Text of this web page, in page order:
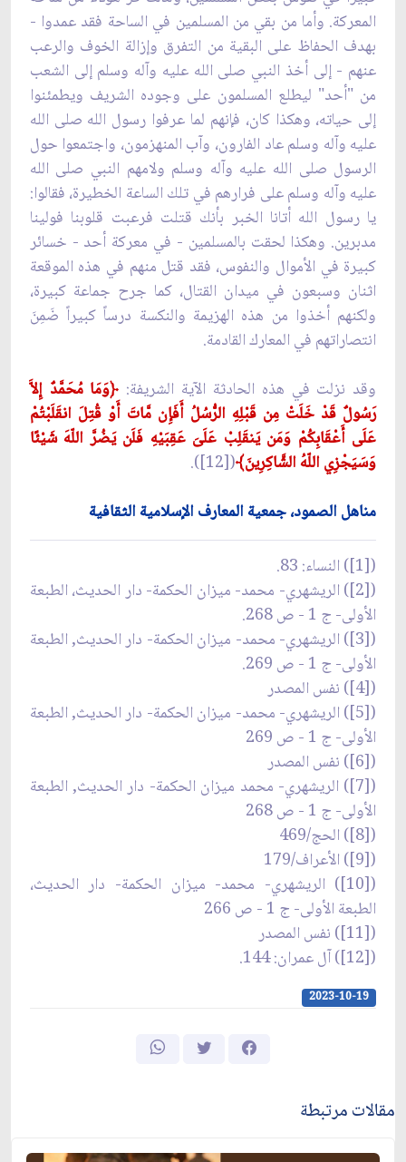
المعركة. وأما من بقي من المسلمين في الساحة فقد عمدوا -
بهدف الحفاظ على البقية من التفرق وإزالة الخوف والرعب
عنهم - إلى أخذ النبي صلى الله عليه وآله وسلم إلى الشعب
من "أحد" ليطلع المسلمون على وجوده الشريف ويطمئنوا
إلى حياته، وهكذا كان، فإنهم لما عرفوا رسول الله صلى الله
عليه وآله وسلم عاد الفارون، وآب المنهزمون، واجتمعوا حول
الرسول صلى الله عليه وآله وسلم ولامهم النبي صلى الله
عليه وآله وسلم على فرارهم في تلك الساعة الخطيرة، فقالوا:
يا رسول الله أتانا الخبر بأنك قتلت فرعبت قلوبنا فولينا
مدبرين. وهكذا لحقت بالمسلمين - في معركة أحد - خسائر
كبيرة في الأموال والنفوس، فقد قتل منهم في هذه الموقعة
اثنان وسبعون في ميدان القتال، كما جرح جماعة كبيرة،
ولكنهم أخذوا من هذه الهزيمة والنكسة درساً كبيراً ضَمِنَ
انتصاراتهم في المعارك القادمة.
وقد نزلت في هذه الحادثة الآية الشريفة: ﴿وَمَا مُحَمَّدٌ إِلاَّ
رَسُولٌ قَدْ خَلَتْ مِن قَبْلِهِ الرُّسُلُ أَفَإِن مَّاتَ أَوْ قُتِلَ انقَلَبْتُمْ
عَلَى أَعْقَابِكُمْ وَمَن يَنقَلِبْ عَلَىَ عَقِبَيْهِ فَلَن يَضُرَّ اللّهَ شَيْئًا
وَسَيَجْزِي اللّهُ الشَّاكِرِينَ﴾([12]).
مناهل الصمود، جمعية المعارف الإسلامية الثقافية
([1]) النساء: 83.
([2]) الريشهري- محمد- ميزان الحكمة- دار الحديث، الطبعة
الأولى- ج 1 - ص 268.
([3]) الريشهري- محمد- ميزان الحكمة- دار الحديث, الطبعة
الأولى- ج 1 - ص 269.
([4]) نفس المصدر
([5]) الريشهري- محمد- ميزان الحكمة- دار الحديث, الطبعة
الأولى- ج 1 - ص 269
([6]) نفس المصدر
([7]) الريشهري- محمد ميزان الحكمة- دار الحديث, الطبعة
الأولى- ج 1 - ص 268
([8]) الحج/469
([9]) الأعراف/179
([10]) الريشهري- محمد- ميزان الحكمة- دار الحديث،
الطبعة الأولى- ج 1 - ص 266
([11]) نفس المصدر
([12]) آل عمران: 144.
2023-10-19
مقالات مرتبطة